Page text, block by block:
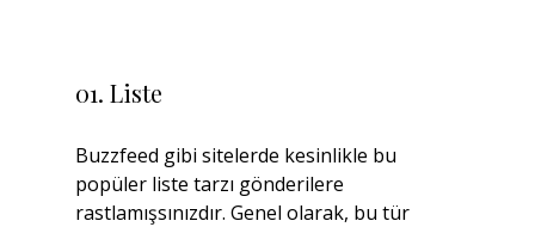
01. Liste
Buzzfeed gibi sitelerde kesinlikle bu
popüler liste tarzı gönderilere
rastlamışsınızdır. Genel olarak, bu tür